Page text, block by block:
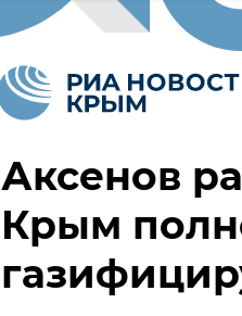
Аксенов
Крым